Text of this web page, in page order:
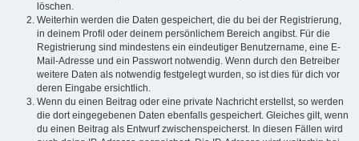
löschen.
Weiterhin werden die Daten gespeichert, die du bei der Registrierung,
in deinem Profil oder deinem persönlichem Bereich angibst. Für die
Registrierung sind mindestens ein eindeutiger Benutzername, eine E-
Mail-Adresse und ein Passwort notwendig. Wenn durch den Betreiber
weitere Daten als notwendig festgelegt wurden, so ist dies für dich vor
deren Eingabe ersichtlich.
Wenn du einen Beitrag oder eine private Nachricht erstellst, so werden
die dort eingegebenen Daten ebenfalls gespeichert. Gleiches gilt, wenn
du einen Beitrag als Entwurf zwischenspeicherst. In diesen Fällen wird